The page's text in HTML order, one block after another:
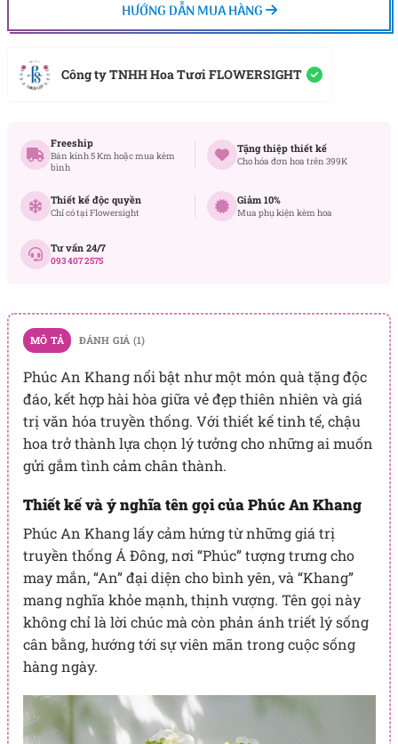
HƯỚNG DẪN MUA HÀNG
Công ty TNHH Hoa Tươi FLOWERSIGHT
Freeship
Bán kính 5 Km hoặc mua kèm
bình
Tặng thiệp thiết kế
Cho hóa đơn hoa trên 399K
Thiết kế độc quyền
Chỉ có tại Flowersight
Giảm 10%
Mua phụ kiện kèm hoa
Tư vấn 24/7
093 407 2575
MÔ TẢ ĐÁNH GIÁ (1)
Phúc An Khang nổi bật như một món quà tặng độc
đáo, kết hợp hài hòa giữa vẻ đẹp thiên nhiên và giá
trị văn hóa truyền thống. Với thiết kế tinh tế, chậu
hoa trở thành lựa chọn lý tưởng cho những ai muốn
gửi gắm tình cảm chân thành.
Thiết kế và ý nghĩa tên gọi của Phúc An Khang
Phúc An Khang lấy cảm hứng từ những giá trị
truyền thống Á Đông, nơi “Phúc” tượng trưng cho
may mắn, “An” đại diện cho bình yên, và “Khang”
mang nghĩa khỏe mạnh, thịnh vượng. Tên gọi này
không chỉ là lời chúc mà còn phản ánh triết lý sống
cân bằng, hướng tới sự viên mãn trong cuộc sống
hàng ngày.